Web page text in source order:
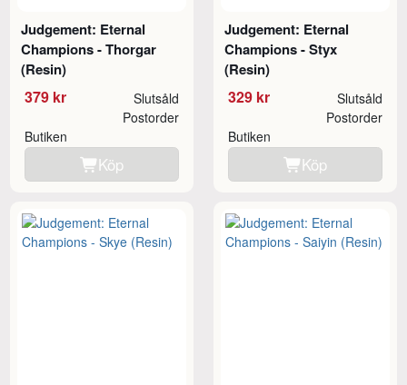
Judgement: Eternal
Champions - Thorgar
(Resin)
379 kr Slutsåld
Butiken
Postorder
Köp
Judgement: Eternal
Champions - Styx
(Resin)
329 kr Slutsåld
Butiken
Postorder
Köp